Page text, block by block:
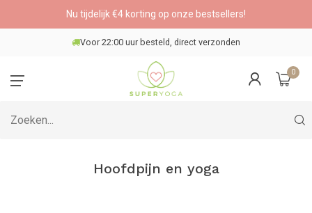
Nu tijdelijk €4 korting op onze bestsellers!
Veilig betalen
0
Hoofdpijn en yoga